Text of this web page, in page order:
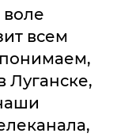
всем
Луганске,